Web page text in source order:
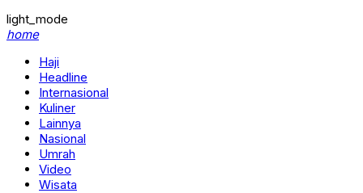
light_mode
home
Haji
Headline
Internasional
Kuliner
Lainnya
Nasional
Umrah
Video
Wisata